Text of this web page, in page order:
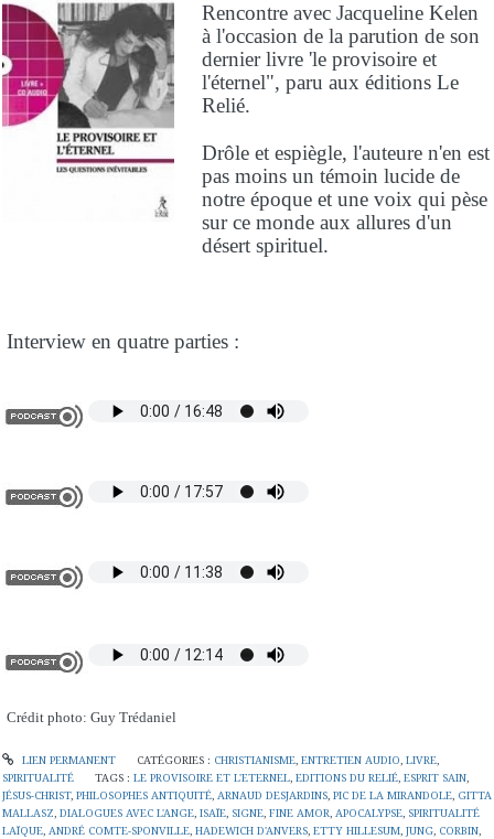
Rencontre avec Jacqueline Kelen
à l'occasion de la parution de son
dernier livre 'le provisoire et
l'éternel", paru aux éditions Le
Relié.
Drôle et espiègle, l'auteure n'en est
pas moins un témoin lucide de
notre époque et une voix qui pèse
sur ce monde aux allures d'un
désert spirituel.
Interview en quatre parties :
Crédit photo: Guy Trédaniel
LIEN PERMANENT CATÉGORIES : CHRISTIANISME, ENTRETIEN AUDIO, LIVRE,
SPIRITUALITÉ
TAGS :LE PROVISOIRE ET L'ETERNEL,EDITIONS DU RELIÉ,ESPRIT SAIN,
JÉSUS-CHRIST, PHILOSOPHES ANTIQUITÉ, ARNAUD DESJARDINS, PIC DE LA MIRANDOLE, GITTA
MALLASZ, DIALOGUES AVEC L'ANGE, ISAÏE, SIGNE, FINE AMOR, APOCALYPSE, SPIRITUALITÉ
LAÏQUE, ANDRÉ COMTE-SPONVILLE, HADEWICH D'ANVERS, ETTY HILLESUM, JUNG, CORBIN,